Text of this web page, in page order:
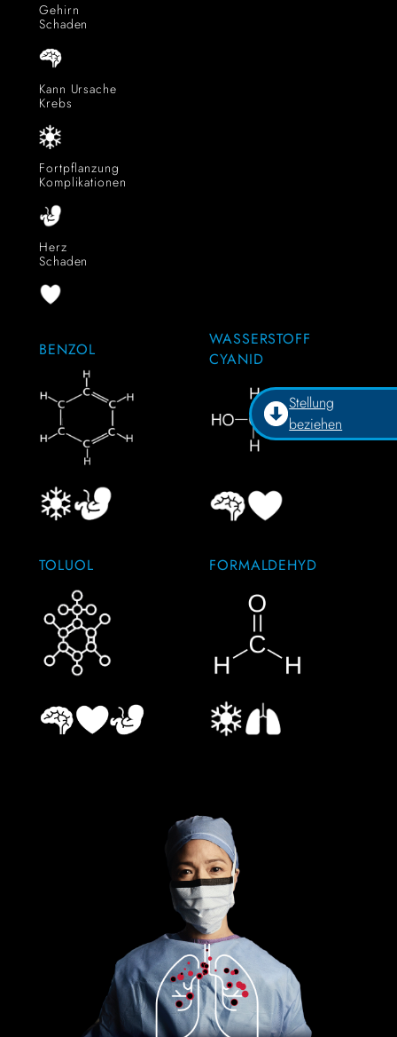
Stellung
beziehen
Gehirn
Schaden
Kann Ursache
Krebs
Fortpflanzung
Komplikationen
Herz
Schaden
BENZOL
WASSERSTOFF
CYANID
TOLUOL FORMALDEHYD